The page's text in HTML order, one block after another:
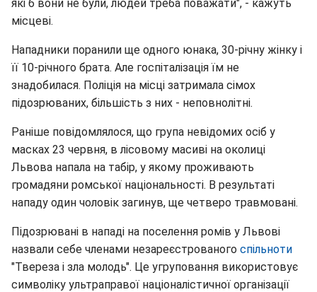
які б вони не були, людей треба поважати", - кажуть
місцеві.
Нападники поранили ще одного юнака, 30-річну жінку і
її 10-річного брата. Але госпіталізація їм не
знадобилася. Поліція на місці затримала сімох
підозрюваних, більшість з них - неповнолітні.
Раніше повідомлялося, що група невідомих осіб у
масках 23 червня, в лісовому масиві на околиці
Львова напала на табір, у якому проживають
громадяни ромської національності. В результаті
нападу один чоловік загинув, ще четверо травмовані.
Підозрювані в нападі на поселення ромів у Львові
назвали себе членами незареєстрованого спільноти
"Твереза і зла молодь". Це угруповання використовує
символіку ультраправої націоналістичної організації